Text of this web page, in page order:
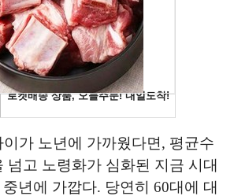
가 노년에 가까웠다면, 평균수
넘고 노령화가 심화된 지금 시대
년에 가깝다. 당연히 60대에 대